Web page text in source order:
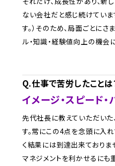
ない会社だと感じ続けていま
す。）そのため、局面ごとに
ル・知識・経験値向上の機会
Q.仕事で苦労したことは
イメージ・スピード・
先代社長に教えていただい
す。常にこの4点を念頭に入
く結果には到達出来ておりま
マネジメントを利かせるにも